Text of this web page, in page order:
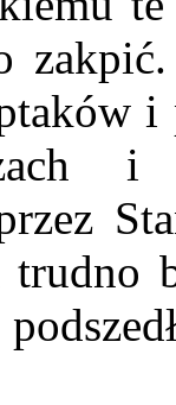
trudno